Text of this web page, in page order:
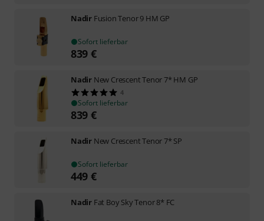
Nadir Fusion Tenor 9 HM GP
Sofort lieferbar
839 €
Nadir New Crescent Tenor 7* HM GP
4
Sofort lieferbar
839 €
Nadir New Crescent Tenor 7* SP
Sofort lieferbar
449 €
Nadir Fat Boy Sky Tenor 8* FC